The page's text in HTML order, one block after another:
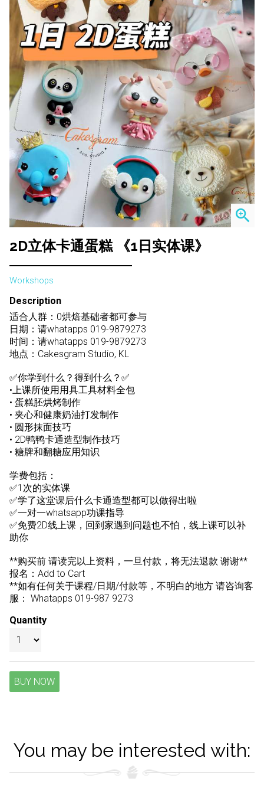
zoom_in
2D立体卡通蛋糕 《1日实体课》
Workshops
Description
适合人群：0烘焙基础者都可参与
日期：请whatapps 019-9879273
时间：请whatapps 019-9879273
地点：Cakesgram Studio, KL
✅你学到什么？得到什么？✅
•上课所使用用具工具材料全包
• 蛋糕胚烘烤制作
• 夹心和健康奶油打发制作
• 圆形抹面技巧
• 2D鸭鸭卡通造型制作技巧
• 糖牌和翻糖应用知识
学费包括：
✅1次的实体课
✅学了这堂课后什么卡通造型都可以做得出啦
✅一对一whatsapp功课指导
✅免费2D线上课，回到家遇到问题也不怕，线上课可以补
助你
**购买前 请读完以上资料，一旦付款，将无法退款 谢谢**
报名：Add to Cart
**如有任何关于课程/日期/付款等，不明白的地方 请咨询客
服： Whatapps 019-987 9273
Quantity
BUY NOW
You may be interested with: